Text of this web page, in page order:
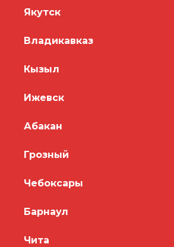
Якутск
Владикавказ
Кызыл
Ижевск
Абакан
Грозный
Чебоксары
Барнаул
Чита